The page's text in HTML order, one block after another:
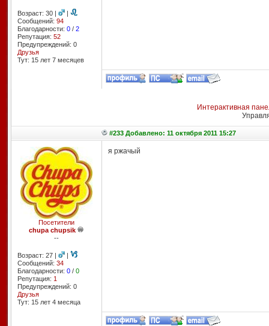
Возраст: 30 |
|
Сообщений: 94
Благодарности: 0/ 2
Репутация: 52
Предупреждений: 0
Друзья
Тут: 15 лет 7 месяцев
Интерактивная
#233 Добавлено: 11 октября 2011 15:27
Посетители
chupa chupsik
--
Возраст: 27 |
|
Сообщений: 34
Благодарности: 0/ 0
Репутация: 1
Предупреждений: 0
Друзья
Тут: 15 лет 4 месяцa
я ржачый